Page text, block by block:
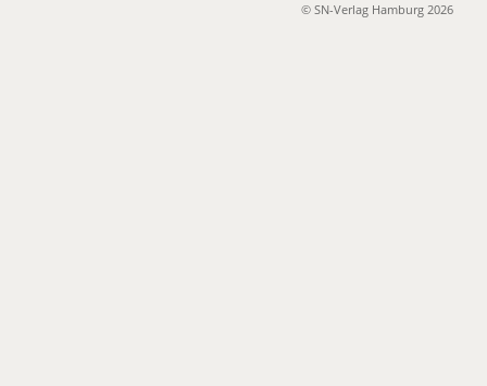
© SN-Verlag Hamburg 2026